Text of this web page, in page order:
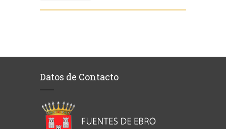
Datos de Contacto